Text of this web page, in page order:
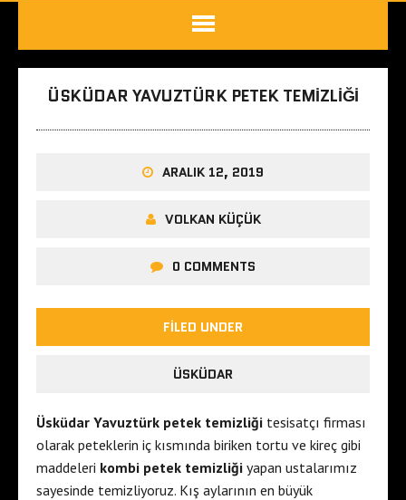
ÜSKÜDAR YAVUZTÜRK PETEK TEMIZLIĞI
ARALIK 12, 2019
VOLKAN KÜÇÜK
0 COMMENTS
FILED UNDER
ÜSKÜDAR
Üsküdar Yavuztürk petek temizliği tesisatçı firması
olarak peteklerin iç kısmında biriken tortu ve kireç gibi
maddeleri kombi petek temizliği yapan ustalarımız
sayesinde temizliyoruz. Kış aylarının en büyük